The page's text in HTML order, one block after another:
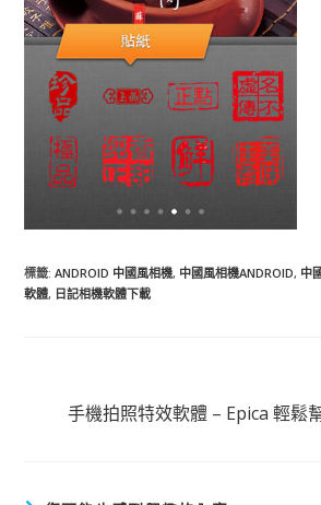
標籤:ANDROID 中國風相機, 中國風相機ANDROID, 中
軟體, 日記相機軟體下載
手機拍照特效軟體 – Epica 輕鬆